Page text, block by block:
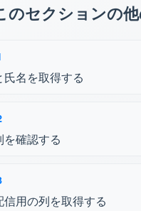
のセクションの
氏名を取得する
確認する
信用の列を取得する